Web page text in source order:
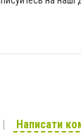
Написати